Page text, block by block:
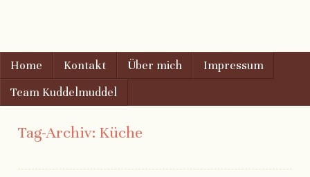
AugenschMaus
Menu
Gehe zu Inhalt
Home Kontakt Über mich
Impressum
Team Kuddelmuddel
Tag-Archiv: Küche